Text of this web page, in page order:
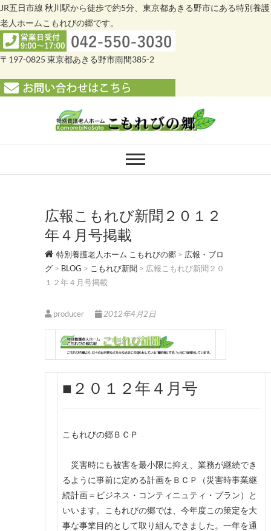
JR五日市線 秋川駅から徒歩で約5分、東京都あきる野市にある特別養護
老人ホームこもれびの郷です。
〒197-0825 東京都あきる野市雨間385-2
特別養護老人ホー
ム こもれびの郷
広報こもれび新聞２０１２
年４月号掲載
特別養護老人ホーム こもれびの郷 > 広報・ブロ
グ > BLOG > こもれび新聞 > 広報こもれび新聞２０
１２年４月号掲載
producer 2012年4月2日
■２０１２年４月号
こもれびの郷ＢＣＰ
災害時にも被害を最小限に抑え、業務が継続でき
るように事前に定める計画をＢＣＰ（災害時事業継
続計画＝ビジネス・コンティニュティ・プラン）と
いいます。こもれびの郷では、今年度この策定を大
事な事業目的として取り組んできました。一年を通